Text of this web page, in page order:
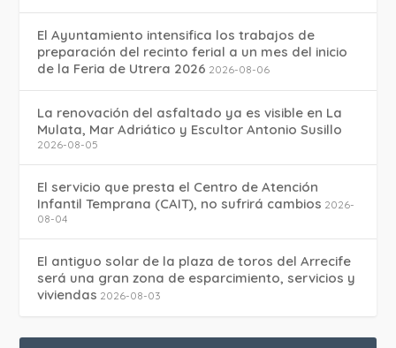
El Ayuntamiento intensifica los trabajos de
preparación del recinto ferial a un mes del inicio
de la Feria de Utrera 2026 2026-08-06
La renovación del asfaltado ya es visible en La
Mulata, Mar Adriático y Escultor Antonio Susillo
2026-08-05
El servicio que presta el Centro de Atención
Infantil Temprana (CAIT), no sufrirá cambios 2026-
08-04
El antiguo solar de la plaza de toros del Arrecife
será una gran zona de esparcimiento, servicios y
viviendas 2026-08-03